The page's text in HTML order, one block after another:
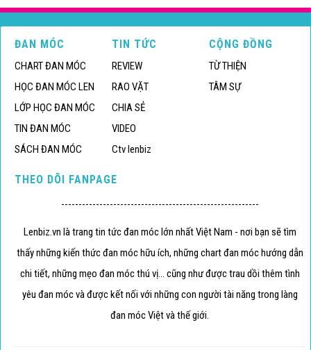
ĐAN MÓC
CHART ĐAN MÓC
HỌC ĐAN MÓC LEN
LỚP HỌC ĐAN MÓC
TIN ĐAN MÓC
SÁCH ĐAN MÓC
TIN TỨC
REVIEW
RAO VẶT
CHIA SẺ
VIDEO
Ctv lenbiz
CỘNG ĐỒNG
TỪ THIỆN
TÂM SỰ
THEO DÕI FANPAGE
---------------------------------------------------------
Lenbiz.vn là trang tin tức đan móc lớn nhất Việt Nam - nơi bạn sẽ tìm
thấy những kiến thức đan móc hữu ích, những chart đan móc hướng dẫn
chi tiết, những mẹo đan móc thú vị... cũng như được trau dồi thêm tình
yêu đan móc và được kết nối với những con người tài năng trong làng
đan móc Việt và thế giới.